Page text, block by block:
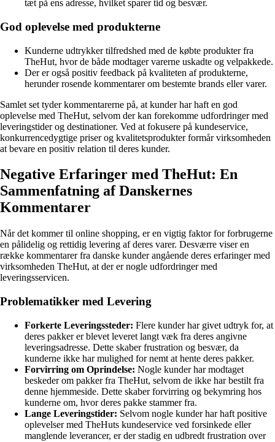
tæt på ens adresse, hvilket sparer tid og besvær.
God oplevelse med produkterne
Kunderne udtrykker tilfredshed med de købte produkter fra
TheHut, hvor de både modtager varerne uskadte og velpakkede.
Der er også positiv feedback på kvaliteten af produkterne,
herunder rosende kommentarer om bestemte brands eller varer.
Samlet set tyder kommentarerne på, at kunder har haft en god
oplevelse med TheHut, selvom der kan forekomme udfordringer med
leveringstider og destinationer. Ved at fokusere på kundeservice,
konkurrencedygtige priser og kvalitetsprodukter formår virksomheden
at bevare en positiv relation til deres kunder.
Negative Erfaringer med TheHut: En
Sammenfatning af Danskernes
Kommentarer
Når det kommer til online shopping, er en vigtig faktor for forbrugerne
en pålidelig og rettidig levering af deres varer. Desværre viser en
række kommentarer fra danske kunder angående deres erfaringer med
virksomheden TheHut, at der er nogle udfordringer med
leveringsservicen.
Problematikker med Levering
Forkerte Leveringssteder: Flere kunder har givet udtryk for, at
deres pakker er blevet leveret langt væk fra deres angivne
leveringsadresse. Dette skaber frustration og besvær, da
kunderne ikke har mulighed for nemt at hente deres pakker.
Forvirring om Oprindelse: Nogle kunder har modtaget
beskeder om pakker fra TheHut, selvom de ikke har bestilt fra
denne hjemmeside. Dette skaber forvirring og bekymring hos
kunderne om, hvor deres pakke stammer fra.
Lange Leveringstider: Selvom nogle kunder har haft positive
oplevelser med TheHuts kundeservice ved forsinkede eller
manglende leverancer, er der stadig en udbredt frustration over